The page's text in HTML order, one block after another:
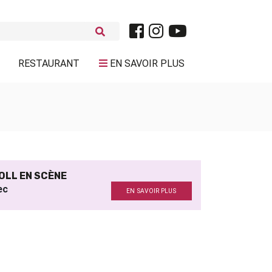
RESTAURANT EN SAVOIR PLUS
EN SCÈNE
EN SAVOIR PLUS